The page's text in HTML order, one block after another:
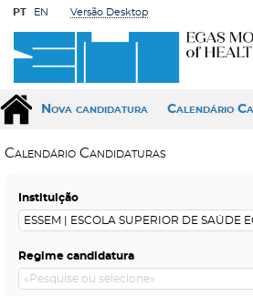
PT EN Versão Desktop
Nova candidatura Calendário
Calendário Candidaturas
Instituição
Regime candidatura